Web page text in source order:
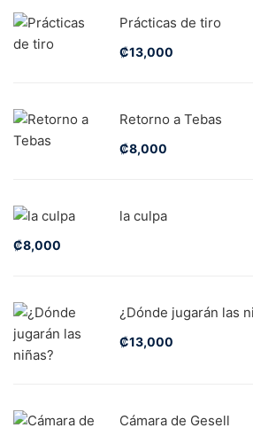
Prácticas de tiro
₡13,000
Retorno a Tebas
₡8,000
la culpa
₡8,000
¿Dónde jugarán las
₡13,000
Cámara de Gesell